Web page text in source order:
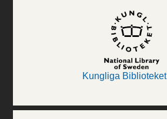
Kungliga Biblioteket